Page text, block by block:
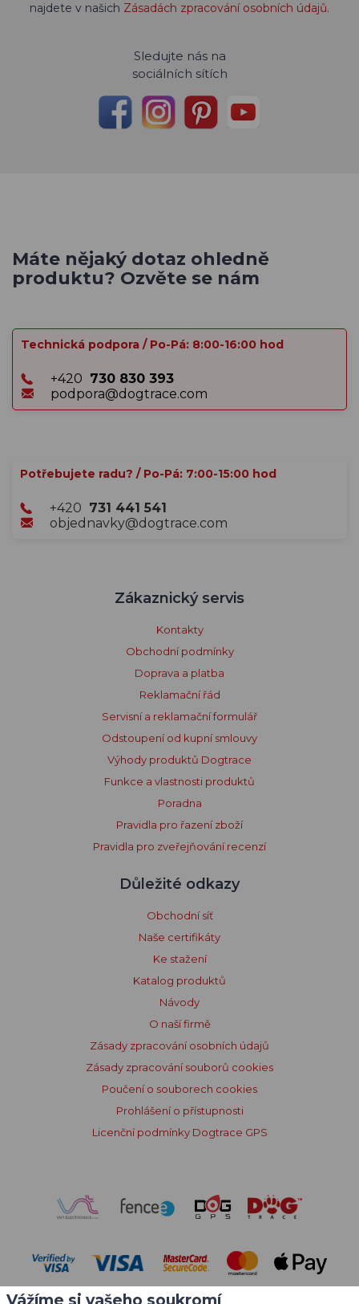
najdete v našich Zásadách zpracování osobních údajů.
Sledujte nás na
sociálních sítích
Máte nějaký dotaz ohledně
produktu? Ozvěte se nám
Technická podpora / Po-Pá: 8:00-16:00 hod
+420 730 830 393
podpora@dogtrace.com
Potřebujete radu? / Po-Pá: 7:00-15:00 hod
+420 731 441 541
objednavky@dogtrace.com
Zákaznický servis
Kontakty
Obchodní podmínky
Doprava a platba
Reklamační řád
Servisní a reklamační formulář
Odstoupení od kupní smlouvy
Výhody produktů Dogtrace
Funkce a vlastnosti produktů
Poradna
Pravidla pro řazení zboží
Pravidla pro zveřejňování recenzí
Důležité odkazy
Obchodní síť
Naše certifikáty
Ke stažení
Katalog produktů
Návody
O naší firmě
Zásady zpracování osobních údajů
Zásady zpracování souborů cookies
Poučení o souborech cookies
Prohlášení o přístupnosti
Licenční podmínky Dogtrace GPS